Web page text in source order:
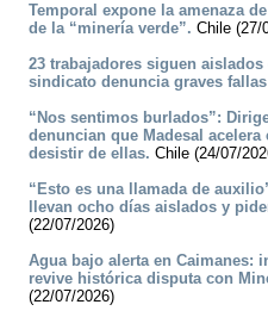
Temporal expone la amenaza
de la “minería verde”. Chile (27/
23 trabajadores siguen
sindicato denuncia graves
“Nos sentimos burlados”:
denuncian que Madesal
desistir de ellas. Chile (24/07/
“Esto es una llamada de
llevan ocho días aislados y
(22/07/2026)
Agua bajo alerta en Caimanes:
revive histórica disputa con
(22/07/2026)